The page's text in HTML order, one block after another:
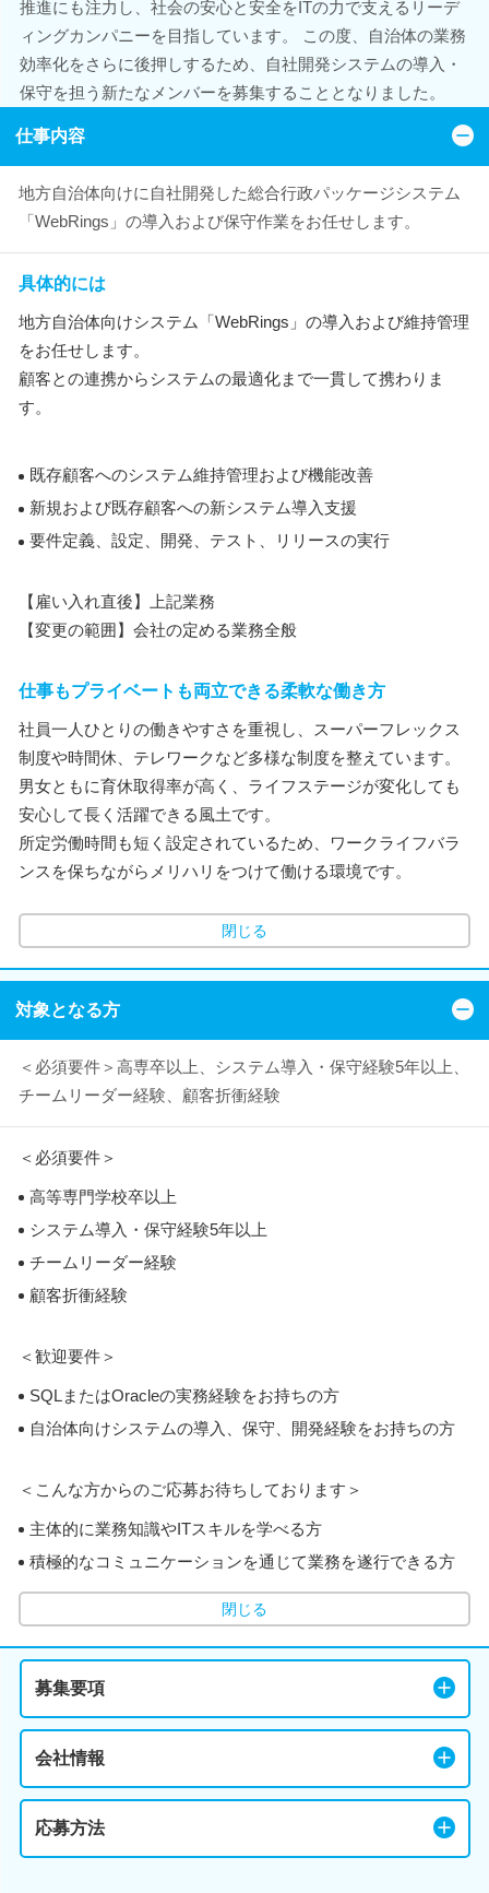
推進にも注力し、社会の安心と安全をITの力で支えるリーデ
ィングカンパニーを目指しています。 この度、自治体の業務
効率化をさらに後押しするため、自社開発システムの導入・
保守を担う新たなメンバーを募集することとなりました。
仕事内容
地方自治体向けに自社開発した総合行政パッケージシステム
「WebRings」の導入および保守作業をお任せします。
具体的には
地方自治体向けシステム「WebRings」の導入および維持管理
をお任せします。
顧客との連携からシステムの最適化まで一貫して携わりま
す。
既存顧客へのシステム維持管理および機能改善
新規および既存顧客への新システム導入支援
要件定義、設定、開発、テスト、リリースの実行
【雇い入れ直後】上記業務
【変更の範囲】会社の定める業務全般
仕事もプライベートも両立できる柔軟な働き方
社員一人ひとりの働きやすさを重視し、スーパーフレックス
制度や時間休、テレワークなど多様な制度を整えています。
男女ともに育休取得率が高く、ライフステージが変化しても
安心して長く活躍できる風土です。
所定労働時間も短く設定されているため、ワークライフバラ
ンスを保ちながらメリハリをつけて働ける環境です。
閉じる
対象となる方
＜必須要件＞高専卒以上、システム導入・保守経験5年以上、
チームリーダー経験、顧客折衝経験
＜必須要件＞
高等専門学校卒以上
システム導入・保守経験5年以上
チームリーダー経験
顧客折衝経験
＜歓迎要件＞
SQLまたはOracleの実務経験をお持ちの方
自治体向けシステムの導入、保守、開発経験をお持ちの方
＜こんな方からのご応募お待ちしております＞
主体的に業務知識やITスキルを学べる方
積極的なコミュニケーションを通じて業務を遂行できる方
閉じる
募集要項
会社情報
応募方法